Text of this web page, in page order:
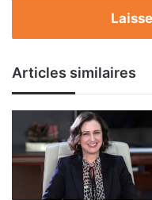
Articles similaires